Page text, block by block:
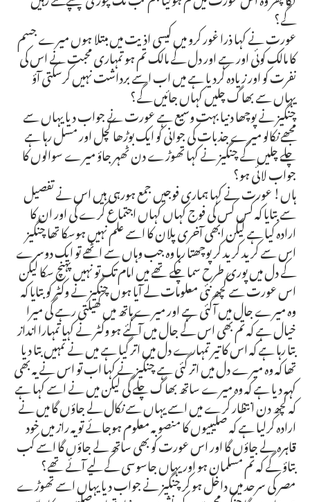
گے؟
عورت نے کہا ذرا غور کرو میں کیسی اذیت میں مبتلا ہوں میرے جسم
کا مالک کوئی اور ہے اور دل کے مالک تم ہو تمہاری محبت نے اس کی
نفرت کو اور زیادہ کردیا ہے میں اب اسے برداشت نہیں کرسکتی آؤ
یہاں سے بھاگ چلیں کہاں جائیں گے؟
چنگیز نے پوچھا دنیا بہت وسیع ہے عورت نے جواب دیا یہاں سے
مجھے نکالو میرے جذبات کی جوانی کو ایک بوڑھا کچل اور مسل رہا ہے
چلے چلیں گے چنگیز نے کہا تھوڑے دن ٹھہر جاؤ میرے سوالوں کا
جواب لائی ہو؟
ہاں! عورت نے کہا ہماری فوجیں جمع ہورہی ہیں اس نے تفصیل
سے بتایا کہ کس کس کی فوج کہاں کہاں اجتماع کرے گی اور ان کا
ارادہ کیا ہے لیکن ابھی آخری پلان کا اسے علم نہیں ہوسکا تھا چنگیز
اس سے کرید کرید کر پوچھتا رہا وہ جب وہاں سے اٹھے تو ایک دوسرے
کے دل میں پوری طرح سما چکے تھے میں امام تک تو نہیں پہنچ سکا لیکن
اس عورت سے کچھ نئی معلومات لے آیا ہوں چنگیز نے وکٹر کو بتایا کہ
وہ میرے جال میں آگئی ہے اور میرے ہاتھ میں کھیلتی رہے گی میرا
خیال ہے کہ تم بھی اس کے جال میں آگئے ہو وکٹر نے کہا تمہارا انداز
بتا رہا ہے کہ اس کا تیر تمہارے دل میں اتر گیا ہے میں نے تمہیں بتا دیا
تھا کہ وہ میرے دل میں اتر گئی ہے چنگیز نے کہا اب تو اس نے یہ بھی
کہہ دیا ہے کہ وہ میرے ساتھ بھاگ چلے گی لیکن میں نے اسے کہا ہے
کہ کچھ دن انتظار کرے میں اسے یہاں سے نکال لے جاؤں گا میں نے
ارادہ کرلیا ہے کہ صلیبیوں کا منصوبہ معلوم ہوجائے تو یہ راز میں خود
قاہرہ لے جاؤں گا اور اس عورت کو بھی ساتھ لے جاؤں گا اسے کب
بتاؤ گے کہ تم مسلمان ہو اور یہاں جاسوسی کے لیے آئے تھے؟
مصر کی سرحد میں داخل ہو کر چنگیز نے جواب دیا یہاں اسے تھوڑے